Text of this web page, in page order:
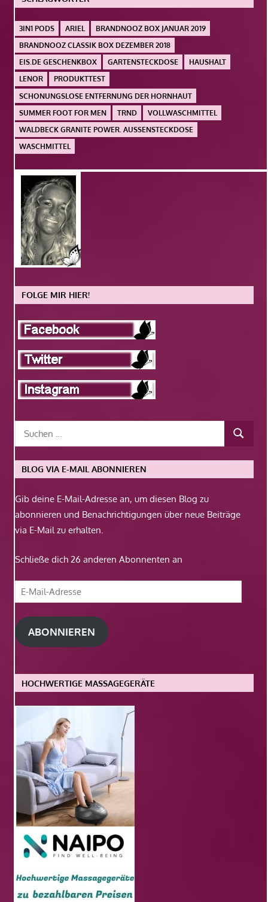
3IN1 PODS ARIEL
BRANDNOOZ BOX JANUAR 2019
BRANDNOOZ CLASSIK BOX DEZEMBER 2018
EIS.DE GESCHENKBOX
GARTENSTECKDOSE
HAUSHALT
LENOR
PRODUKTTEST
SCHONUNGSLOSE ENTFERNUNG DER HORNHAUT
SUMMER FOOT FOR MEN
TRND
VOLLWASCHMITTEL
WALDBECK GRANITE POWER. AUSSENSTECKDOSE
WASCHMITTEL
FOLGE MIR HIER!
BLOG VIA E-MAIL ABONNIEREN
Gib deine E-Mail-Adresse an, um diesen Blog zu
abonnieren und Benachrichtigungen über neue Beiträge
via E-Mail zu erhalten.
Schließe dich 26 anderen Abonnenten an
E-
Mail-
Adresse
ABONNIEREN
HOCHWERTIGE MASSAGEGERÄTE